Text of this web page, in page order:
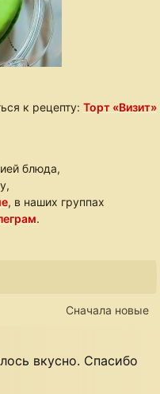
к рецепту: Торт «Визит»
блюда,
, в наших группах
.
Сначала новые
вкусно. Спасибо